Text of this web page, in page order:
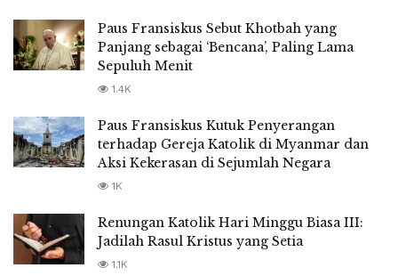
Paus Fransiskus Sebut Khotbah yang
Panjang sebagai ‘Bencana’, Paling Lama
Sepuluh Menit
1.4K
Paus Fransiskus Kutuk Penyerangan
terhadap Gereja Katolik di Myanmar dan
Aksi Kekerasan di Sejumlah Negara
1K
Renungan Katolik Hari Minggu Biasa III:
Jadilah Rasul Kristus yang Setia
1.1K